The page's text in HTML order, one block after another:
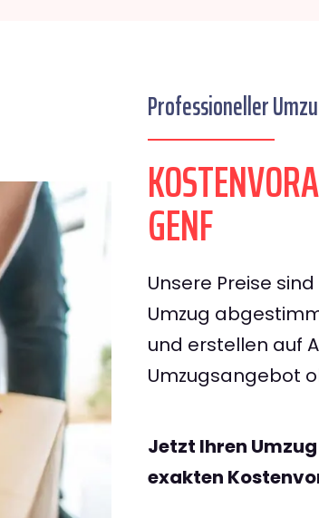
Professioneller
GENF
Unsere Preise
Umzug
und erstellen auf
Umzugsangebot
Jetzt Ihren
exakten